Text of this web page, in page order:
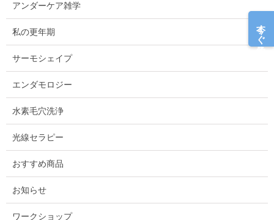
アンダーケア雑学
私の更年期
サーモシェイプ
エンダモロジー
水素毛穴洗浄
光線セラピー
おすすめ商品
お知らせ
ワークショップ
今すぐ予約